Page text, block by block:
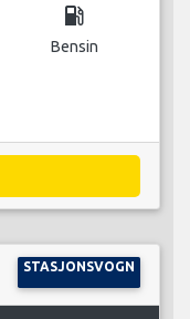
local_gas_station
Bensin
STASJONSVOGN